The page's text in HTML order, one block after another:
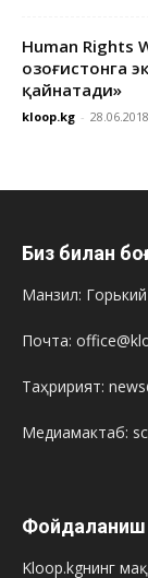
Human Rights
Қозоғистонга
қайнатади»
kloop.kg - 28.06.2018
Биз билан
Манзил: Горький
Почта:
Таҳририят:
Медиамактаб:
Фойдаланиш
Kloop.kgнинг